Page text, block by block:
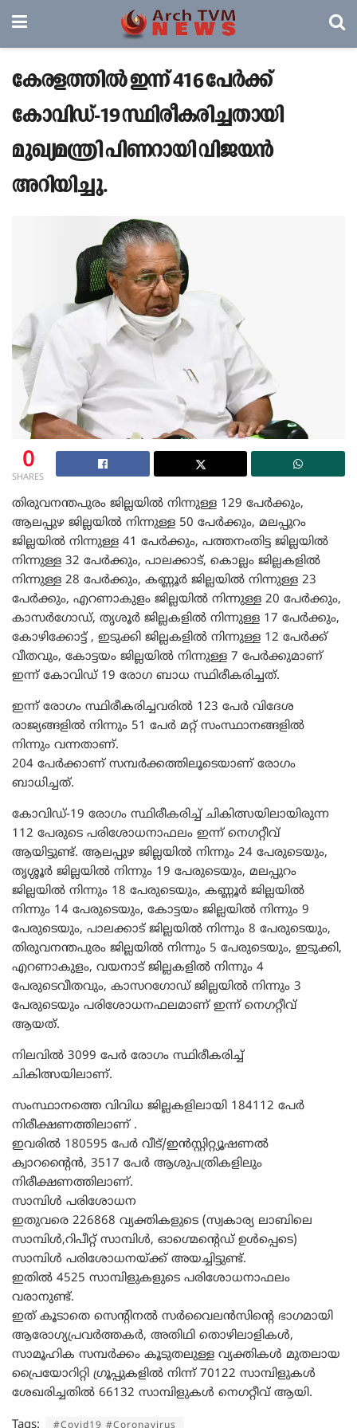
കേരളത്തില്‍ ഇന്ന് 416 പേര്‍ക്ക്
കോവിഡ്-19 സ്ഥിരീകരിച്ചതായി
മുഖ്യമന്ത്രി പിണറായി വിജയൻ
അറിയിച്ചു.
0
SHARES
തിരുവനന്തപുരം ജില്ലയില്‍ നിന്നുള്ള 129 പേര്‍ക്കും,
ആലപ്പുഴ ജില്ലയില്‍ നിന്നുള്ള 50 പേര്‍ക്കും, മലപ്പുറം
ജില്ലയില്‍ നിന്നുള്ള 41 പേര്‍ക്കും, പത്തനംതിട്ട ജില്ലയിൽ
നിന്നുള്ള 32 പേർക്കും, പാലക്കാട്, കൊല്ലം ജില്ലകളിൽ
നിന്നുള്ള 28 പേര്‍ക്കും, കണ്ണൂര്‍ ജില്ലയില്‍ നിന്നുള്ള 23
പേര്‍ക്കും, എറണാകുളം ജില്ലയില്‍ നിന്നുള്ള 20 പേര്‍ക്കും,
കാസർഗോഡ്, തൃശൂർ ജില്ലകളിൽ നിന്നുള്ള 17 പേര്‍ക്കും,
കോഴിക്കോട്ട് , ഇടുക്കി ജില്ലകളില്‍ നിന്നുള്ള 12 പേര്‍ക്ക്
വീതവും, കോട്ടയം ജില്ലയില്‍ നിന്നുള്ള 7 പേര്‍ക്കുമാണ്
ഇന്ന് കോവിഡ് 19 രോഗ ബാധ സ്ഥിരീകരിച്ചത്.
ഇന്ന് രോഗം സ്ഥിരീകരിച്ചവരില്‍ 123 പേര്‍ വിദേശ
രാജ്യങ്ങളില്‍ നിന്നും 51 പേര്‍ മറ്റ് സംസ്ഥാനങ്ങളില്‍
നിന്നും വന്നതാണ്.
204 പേര്‍ക്കാണ് സമ്പര്‍ക്കത്തിലൂടെയാണ് രോഗം
ബാധിച്ചത്.
കോവിഡ്-19 രോഗം സ്ഥിരീകരിച്ച് ചികിത്സയിലായിരുന്ന
112 പേരുടെ പരിശോധനാഫലം ഇന്ന് നെഗറ്റീവ്
ആയിട്ടുണ്ട്. ആലപ്പുഴ ജില്ലയില്‍ നിന്നും 24 പേരുടെയും,
തൃശ്ശൂർ ജില്ലയിൽ നിന്നും 19 പേരുടെയും, മലപ്പുറം
ജില്ലയില്‍ നിന്നും 18 പേരുടെയും, കണ്ണൂര്‍ ജില്ലയില്‍
നിന്നും 14 പേരുടെയും, കോട്ടയം ജില്ലയില്‍ നിന്നും 9
പേരുടെയും, പാലക്കാട്‌ ജില്ലയില്‍ നിന്നും 8 പേരുടെയും,
തിരുവനന്തപുരം ജില്ലയില്‍ നിന്നും 5 പേരുടെയും, ഇടുക്കി,
എറണാകുളം, വയനാട് ജില്ലകളില്‍ നിന്നും 4
പേരുടെവീതവും, കാസറഗോഡ് ജില്ലയില്‍ നിന്നും 3
പേരുടെയും പരിശോധനഫലമാണ് ഇന്ന് നെഗറ്റീവ്
ആയത്.
നിലവില്‍ 3099 പേര്‍ രോഗം സ്ഥിരീകരിച്ച്
ചികിത്സയിലാണ്.
സംസ്ഥാനത്തെ വിവിധ ജില്ലകളിലായി 184112 പേർ
നിരീക്ഷണത്തിലാണ് .
ഇവരില്‍ 180595 പേർ വീട്/ഇന്‍സ്റ്റിറ്റ്യൂഷണൽ
ക്വാറന്റൈന്‍, 3517 പേർ ആശുപത്രികളിലും
നിരീക്ഷണത്തിലാണ്.
സാമ്പിള്‍ പരിശോധന
ഇതുവരെ 226868 വ്യക്തികളുടെ (സ്വകാര്യ ലാബിലെ
സാമ്പിള്‍,റിപീറ്റ് സാമ്പിള്‍, ഓഗ്മെന്റെഡ് ഉള്‍പ്പെടെ)
സാമ്പിൾ പരിശോധനയ്ക്ക് അയച്ചിട്ടുണ്ട്.
ഇതില്‍ 4525 സാമ്പിളുകളുടെ പരിശോധനാഫലം
വരാനുണ്ട്.
ഇത് കൂടാതെ സെന്റിനൽ സര്‍വൈലന്‍സിന്റെ ഭാഗമായി
ആരോഗ്യപ്രവര്‍ത്തകർ, അതിഥി തൊഴിലാളികള്‍,
സാമൂഹിക സമ്പര്‍ക്കം കൂടുതലുള്ള വ്യക്തികൾ മുതലായ
പ്രൈയോറിറ്റി ഗ്രൂപ്പുകളിൽ നിന്ന് 70122 സാമ്പിളുകൾ
ശേഖരിച്ചതിൽ 66132 സാമ്പിളുകൾ നെഗറ്റീവ് ആയി.